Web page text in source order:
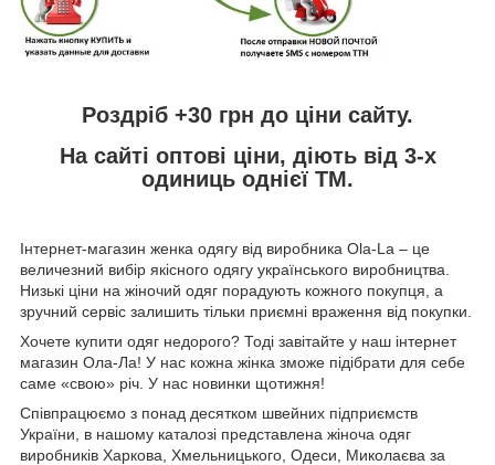
Роздріб +30 грн до ціни сайту.
На сайті оптові ціни, діють від 3-х
одиниць однієї ТМ.
Інтернет-магазин женка одягу від виробника Ola-La – це
величезний вибір якісного одягу українського виробництва.
Низькі ціни на жіночий одяг порадують кожного покупця, а
зручний сервіс залишить тільки приємні враження від покупки.
Хочете купити одяг недорого? Тоді завітайте у наш інтернет
магазин Ола-Ла! У нас кожна жінка зможе підібрати для себе
саме «свою» річ. У нас новинки щотижня!
Співпрацюємо з понад десятком швейних підприємств
України, в нашому каталозі представлена жіноча одяг
виробників Харкова, Хмельницького, Одеси, Миколаєва за